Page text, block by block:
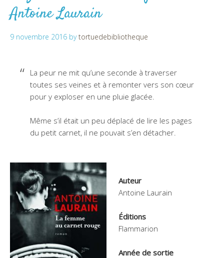
Antoine Laurain
9 novembre 2016 bytortuedebibliotheque
La peur ne mit qu’une seconde à traverser
toutes ses veines et à remonter vers son cœur
pour y exploser en une pluie glacée.
Même s’il était un peu déplacé de lire les pages
du petit carnet, il ne pouvait s’en détacher.
Auteur
Antoine Laurain
Éditions
Flammarion
Année de sortie